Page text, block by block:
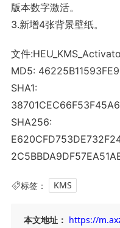
版本数字激活。
3.新增4张背景壁纸。
文件
MD5:
SHA1:
SHA256:
标签： KMS
本文地址： https://